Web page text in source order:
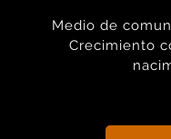
Medio de
Crecimiento